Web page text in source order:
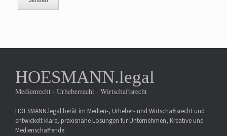
HOESMANN.legal
Medienrecht · Urheberrecht · Wirtschaftsrecht
HOESMANN.legal berät im Medien-, Urheber- und Wirtschaftsrecht und
entwickelt klare, praxisnahe Lösungen für Unternehmen, Kreative und
Medienschaffende.